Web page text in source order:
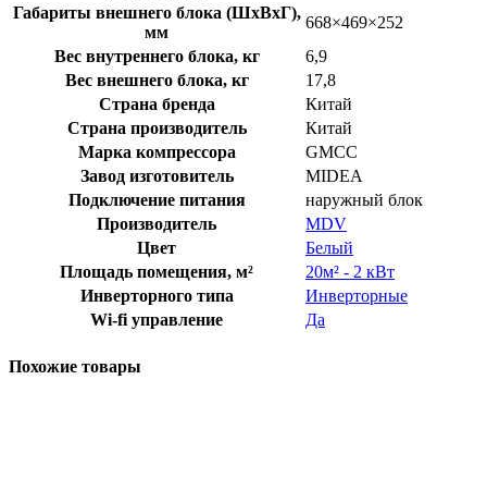
Габариты внешнего блока (ШхВхГ),
мм
668×469×252
Вес внутреннего блока, кг
6,9
Вес внешнего блока, кг
17,8
Страна бренда
Китай
Страна производитель
Китай
Марка компрессора
GMCC
Завод изготовитель
MIDEA
Подключение питания
наружный блок
Производитель
MDV
Цвет
Белый
Площадь помещения, м²
20м² - 2 кВт
Инверторного типа
Инверторные
Wi-fi управление
Да
Похожие товары